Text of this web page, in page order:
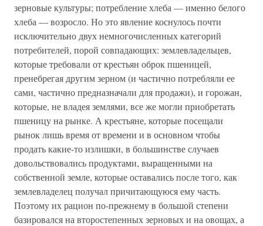
зерновые культуры; потребление хлеба — именно белого
хлеба — возросло. Но это явление коснулось почти
исключительно двух немногочисленных категорий
потребителей, порой совпадающих: землевладельцев,
которые требовали от крестьян оброк пшеницей,
пренебрегая другим зерном (и частично потребляли ее
сами, частично предназначали для продажи), и горожан,
которые, не владея землями, все же могли приобретать
пшеницу на рынке. А крестьяне, которые посещали
рынок лишь время от времени и в основном чтобы
продать какие-то излишки, в большинстве случаев
довольствовались продуктами, выращенными на
собственной земле, которые оставались после того, как
землевладелец получал причитающуюся ему часть.
Поэтому их рацион по-прежнему в большой степени
базировался на второстепенных зерновых и на овощах, а